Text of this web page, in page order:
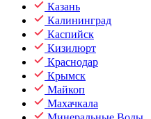
Казань
Калининград
Каспийск
Кизилюрт
Краснодар
Крымск
Майкоп
Махачкала